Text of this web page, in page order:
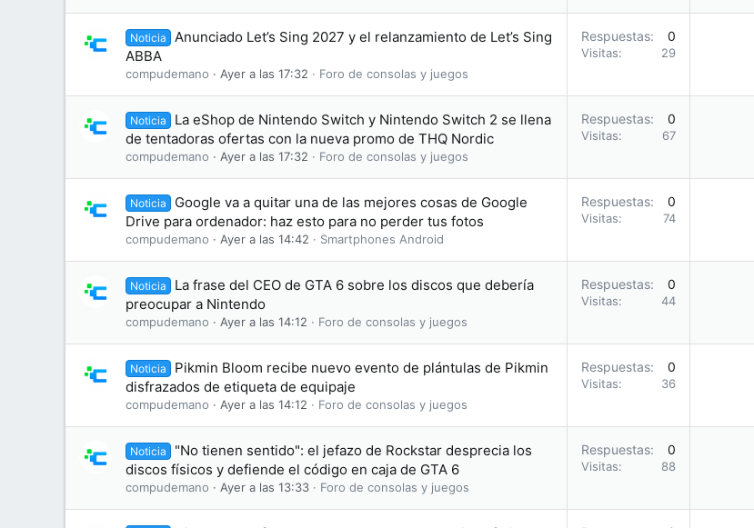
Noticia
Anunciado Let’s Sing 2027 y el relanzamiento de Let’s Sing
ABBA
compudemano Ayer a las 17:32 Foro de consolas y juegos
Respuestas 0
Visitas 29
Noticia
La eShop de Nintendo Switch y Nintendo Switch 2 se llena
de tentadoras ofertas con la nueva promo de THQ Nordic
compudemano Ayer a las 17:32 Foro de consolas y juegos
Respuestas 0
Visitas 67
Noticia
Google va a quitar una de las mejores cosas de Google
Drive para ordenador: haz esto para no perder tus fotos
compudemano Ayer a las 14:42 Smartphones Android
Respuestas 0
Visitas 74
Noticia
La frase del CEO de GTA 6 sobre los discos que debería
preocupar a Nintendo
compudemano Ayer a las 14:12 Foro de consolas y juegos
Respuestas 0
Visitas 44
Noticia
Pikmin Bloom recibe nuevo evento de plántulas de Pikmin
disfrazados de etiqueta de equipaje
compudemano Ayer a las 14:12 Foro de consolas y juegos
Respuestas 0
Visitas 36
Noticia
"No tienen sentido": el jefazo de Rockstar desprecia los
discos físicos y defiende el código en caja de GTA 6
compudemano Ayer a las 13:33 Foro de consolas y juegos
Respuestas 0
Visitas 88